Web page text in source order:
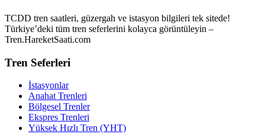
TCDD tren saatleri, güzergah ve istasyon bilgileri tek sitede!
Türkiye’deki tüm tren seferlerini kolayca görüntüleyin –
Tren.HareketSaati.com
Tren Seferleri
İstasyonlar
Anahat Trenleri
Bölgesel Trenler
Ekspres Trenleri
Yüksek Hızlı Tren (YHT)